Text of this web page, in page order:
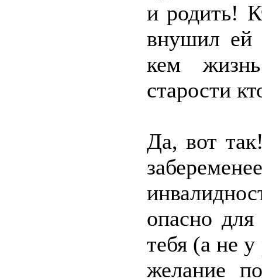
и родить!
внушил ей
кем
старости
Да, вот
опасно
тебя (а не
желание